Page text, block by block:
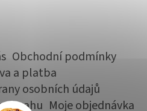
Obchodní podmínky
a platba
osobních údajů
obsahu Moje objednávka